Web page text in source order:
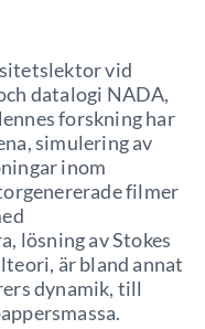
vid
datalogi NADA,
forskning har
simulering av
inom
filmer
lösning av Stokes
är bland annat
dynamik, till